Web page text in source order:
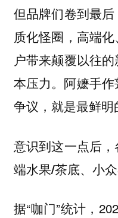
但品牌们卷到最
质化怪圈，高端
户带来颠覆以往
本压力。阿嬷手
争议，就是最鲜明
意识到这一点后，
端水果/茶底、小众
据“咖门”统计，